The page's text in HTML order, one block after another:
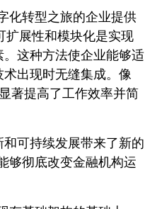
化转型之旅的企业提供
扩展性和模块化是实现
这种方法使企业能够适
出现时无缝集成。像
著提高了工作效率并简
可持续发展带来了新的
够彻底改变金融机构运